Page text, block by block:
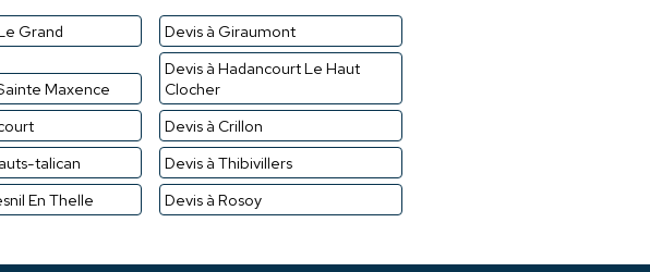
Grand Devis à Giraumont
Maxence
Devis à Hadancourt Le Haut
Clocher
Devis à Crillon
talican
Devis à Thibivillers
En Thelle Devis à Rosoy